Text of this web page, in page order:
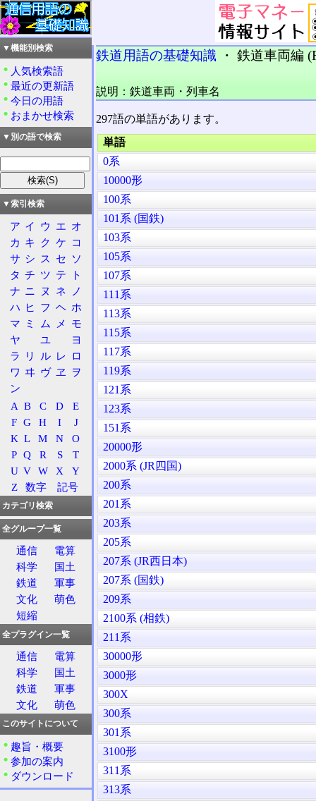
鉄道用語の基礎知識 ・ 鉄道車両編
説明：鉄道車両・列車名
297語の単語があります。
単語
0系
10000形
100系
101系 (国鉄)
103系
105系
107系
111系
113系
115系
117系
119系
121系
123系
151系
20000形
2000系 (JR四国)
200系
201系
203系
205系
207系 (JR西日本)
207系 (国鉄)
209系
2100系 (相鉄)
211系
30000形
3000形
300X
300系
301系
3100形
311系
313系
▼機能別検索
人気検索語
最近の更新語
今日の用語
おまかせ検索
▼別の語で検索
▼索引検索
ア イ ウ エ オ
カ キ ク ケ コ
サ シ ス セ ソ
タ チ ツ テ
ト
ナ ニ ヌ ネ
ノ
ハ ヒ フ ヘ ホ
マ ミ ム メ
モ
ヤ
ユ
ヨ
ラ
リ ル レ ロ
ワ ヰ ヴ ヱ
ヲ
ン
A B C D
E
F G H I
J
K L M N
O
P Q R S
T
U V W X
Y
Z
数字 記号
カテゴリ検索
全グループ一覧
通信
電算
科学
国土
鉄道
軍事
文化
萌色
短縮
全プラグイン一覧
通信
電算
科学
国土
鉄道
軍事
文化
萌色
このサイトについて
趣旨・概要
参加の案内
ダウンロード